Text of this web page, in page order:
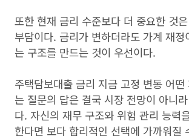
또한 현재 금리 수준보다 더 중요한 것
부담이다. 금리가 변하더라도 가계 재정
는 구조를 만드는 것이 우선이다.
주택담보대출 금리 지금 고정 변동 어떤
는 질문의 답은 결국 시장 전망이 아니
다. 자신의 재무 구조와 위험 관리 능력
한다면 보다 합리적인 선택에 가까워질